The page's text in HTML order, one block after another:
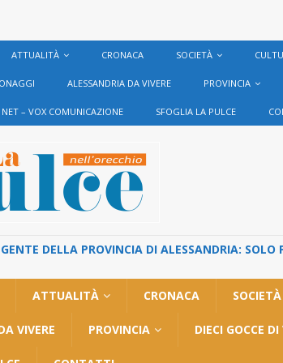
ATTUALITÀ CRONACA SOCIETÀ
ALESSANDRIA DA VIVERE PROVINCIA
NET – VOX COMUNICAZIONE SFOGLIA LA PULCE
DELLA PROVINCIA DI ALESSANDRIA:
ATTUALITÀ CRONACA SOCIETÀ
VIVERE PROVINCIA DIECI GOCCE